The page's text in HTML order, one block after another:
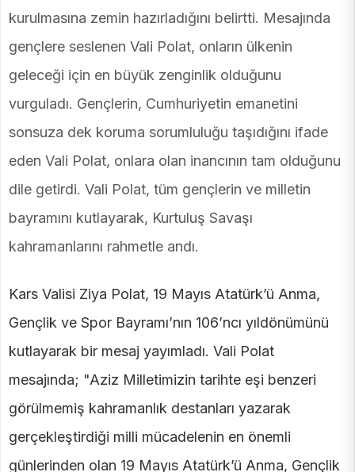
kurulmasına zemin hazırladığını belirtti. Mesajında
gençlere seslenen Vali Polat, onların ülkenin
geleceği için en büyük zenginlik olduğunu
vurguladı. Gençlerin, Cumhuriyetin emanetini
sonsuza dek koruma sorumluluğu taşıdığını ifade
eden Vali Polat, onlara olan inancının tam olduğunu
dile getirdi. Vali Polat, tüm gençlerin ve milletin
bayramını kutlayarak, Kurtuluş Savaşı
kahramanlarını rahmetle andı.
Kars Valisi Ziya Polat, 19 Mayıs Atatürk’ü Anma,
Gençlik ve Spor Bayramı’nın 106’ncı yıldönümünü
kutlayarak bir mesaj yayımladı. Vali Polat
mesajında; "Aziz Milletimizin tarihte eşi benzeri
görülmemiş kahramanlık destanları yazarak
gerçekleştirdiği milli mücadelenin en önemli
günlerinden olan 19 Mayıs Atatürk’ü Anma, Gençlik